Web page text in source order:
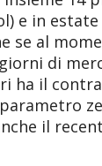
e in
se al
di
ha il
il